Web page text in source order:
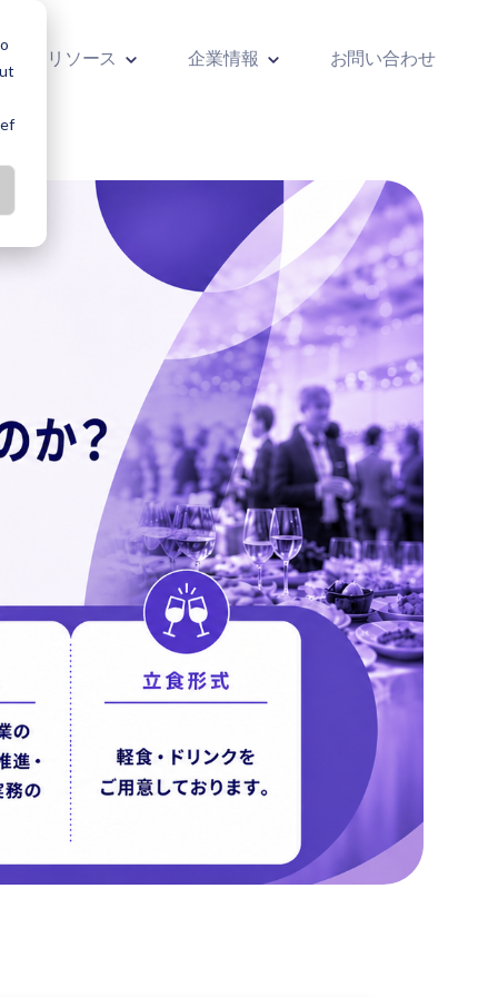
リソース 企業情報 お問い合わせ